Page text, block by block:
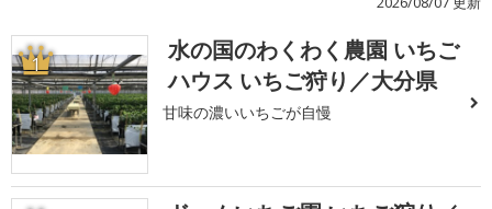
1
水の国のわくわく農園 いちご
ハウス いちご狩り／大分県
甘味の濃いいちごが自慢